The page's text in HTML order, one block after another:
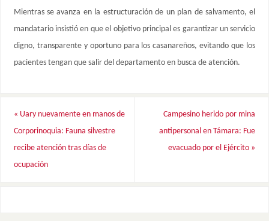
Mientras se avanza en la estructuración de un plan de salvamento, el
mandatario insistió en que el objetivo principal es garantizar un servicio
digno, transparente y oportuno para los casanareños, evitando que los
pacientes tengan que salir del departamento en busca de atención.
« Uary nuevamente en manos de
Corporinoquia: Fauna silvestre
recibe atención tras días de
ocupación
Campesino herido por mina
antipersonal en Támara: Fue
evacuado por el Ejército »